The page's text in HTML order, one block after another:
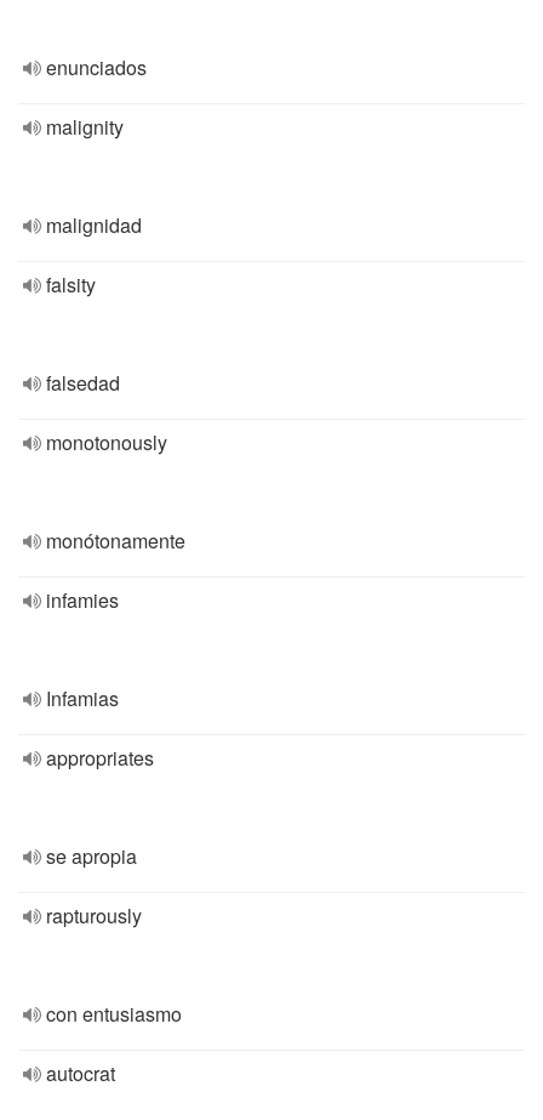
enunciados
malignity
malignidad
falsity
falsedad
monotonously
monótonamente
infamies
Infamias
appropriates
se apropia
rapturously
con entusiasmo
autocrat